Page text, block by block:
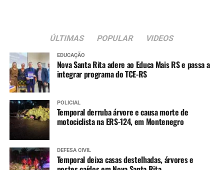
ÚLTIMAS POPULAR VIDEOS
EDUCAÇÃO
Nova Santa Rita adere ao Educa Mais RS e passa a
integrar programa do TCE-RS
POLICIAL
Temporal derruba árvore e causa morte de
motociclista na ERS-124, em Montenegro
DEFESA CIVIL
Temporal deixa casas destelhadas, árvores e